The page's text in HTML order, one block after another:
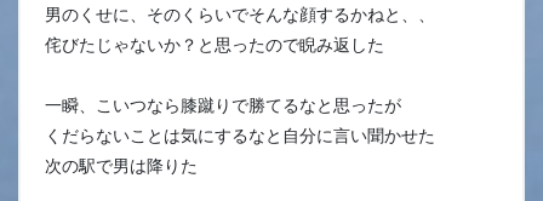
男のくせに、そのくらいでそんな顔するかねと、、
侘びたじゃないか？と思ったので睨み返した
一瞬、こいつなら膝蹴りで勝てるなと思ったが
くだらないことは気にするなと自分に言い聞かせた
次の駅で男は降りた